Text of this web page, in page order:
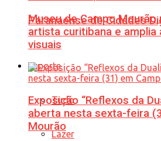
Paranaense de Cidades
Esporte
Tudo
Lazer
Museu de Campo
artista curitibana e amplia
visuais
Exposição “Reflexos da
aberta nesta sexta-feira
Mourão